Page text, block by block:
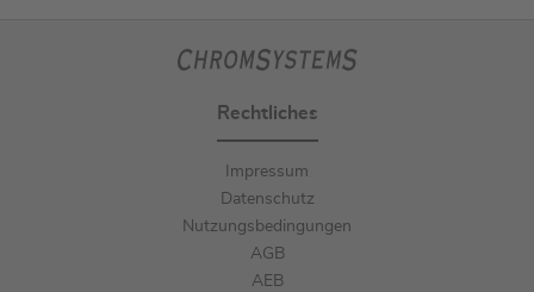
Rechtliches
Impressum
Datenschutz
Nutzungsbedingungen
AGB
AEB